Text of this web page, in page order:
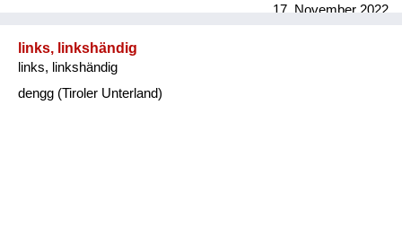
17. November 2022
links, linkshändig
links, linkshändig
dengg (Tiroler Unterland)